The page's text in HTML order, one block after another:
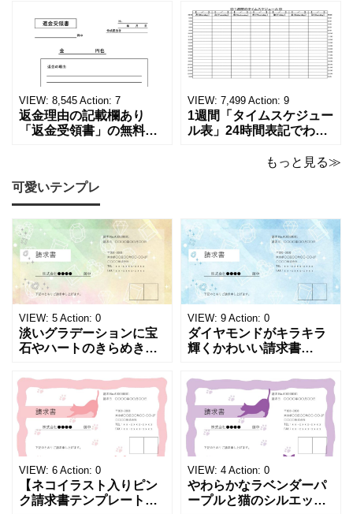
る！印刷可能な一覧表！
印刷可能な平成・令和・
西暦早見表を無料ダウン
ロードでご利用いただけ
ます。 パソコンに保存し
ていただくか、A4サイズ
でコピーしてご
ーカーの代理店、回収業
者へおすすめ！(Excel・
Word・PDF)正しく廃棄
されたことを証明する書
類「廃棄処分証明書」の
テンプレートです。 量販
店や家電メーカーの代理
店、回収
VIEW: 8,545 Action: 7
返金理由の記載欄あり
「返金受領書」の無料テ
め！過払い･誤入金などが
発生した際にも使える、
モノクロでシンプルな
「返金領収書」のテンプ
レートとなります。 A4縦
型サイズで用紙に印
VIEW: 7,499 Action: 9
1週間「タイムスケジュー
ル表」24時間表記でわか
ト！A4横型ExcelやWord
表になります。 A4横型サ
イズの無料テンプレート
で、Excel・Wo
もっと見る≫
可愛いテンプレ
VIEW: 5 Action: 0
淡いグラデーションに宝
石やハートのきらめきを
チックな請求書雛形で
す。パステルピンクやラ
ベンダーの色彩がやわら
かな質感を生み出し、受
け取った相手の心をくす
ぐる特別な仕上がりとな
っています。 ハンドメイ
ド雑貨、コスメブラン
VIEW: 9 Action: 0
ダイヤモンドがキラキラ
輝くかわいい請求書
感あふれるライトブルー
背景に、ジュエルモチー
フを散りばめた煌びやか
な請求書素材です。清潔
感と高級感が同居するデ
ザインは、クライアント
に信頼感と華やかな印象
を同時に届けます
VIEW: 6 Action: 0
【ネコイラスト入りピン
ク請求書テンプレート
VIEW: 4 Action: 0
やわらかなラベンダーパ
ープルと猫のシルエット